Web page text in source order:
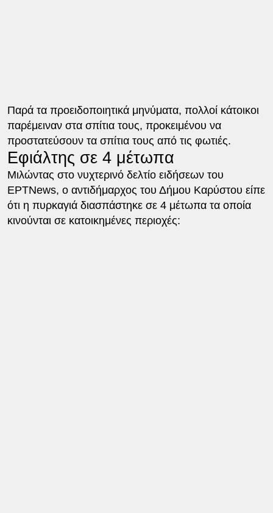
Παρά τα προειδοποιητικά μηνύματα, πολλοί κάτοικοι
παρέμειναν στα σπίτια τους, προκειμένου να
προστατεύσουν τα σπίτια τους από τις φωτιές.
Εφιάλτης σε 4 μέτωπα
Μιλώντας στο νυχτερινό δελτίο ειδήσεων του
ΕΡΤΝews, ο αντιδήμαρχος του Δήμου Καρύστου είπε
ότι η πυρκαγιά διασπάστηκε σε 4 μέτωπα τα οποία
κινούνται σε κατοικημένες περιοχές: